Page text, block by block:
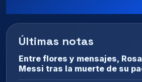
Últimas notas
Entre flores y mensajes,
Messi tras la muerte de su